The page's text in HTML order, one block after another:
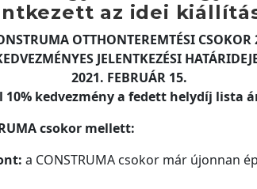
az idei
OTTHONTEREMTÉSI CSOKOR
JELENTKEZÉSI
2021. FEBRUÁR 15.
10% kedvezmény a fedett helydíj lista
csokor mellett:
a CONSTRUMA csokor már újonnan